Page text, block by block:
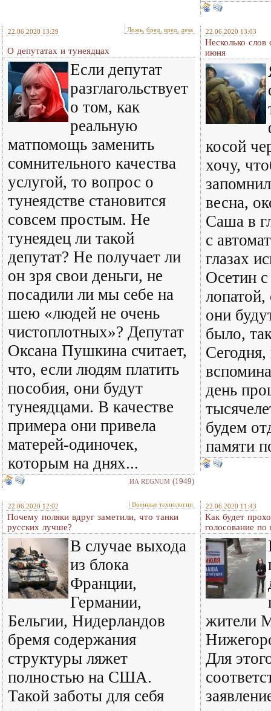
22.06.2020 13:29 Ложь, бред, вред, деза
О депутатах и тунеядцах
Если депутат
разглагольствует
о том, как
реальную
матпомощь заменить
сомнительного качества
услугой, то вопрос о
тунеядстве становится
совсем простым. Не
тунеядец ли такой
депутат? Не получает ли
он зря свои деньги, не
посадили ли мы себе на
шею «людей не очень
чистоплотных»? Депутат
Оксана Пушкина считает,
что, если людям платить
пособия, они будут
тунеядцами. В качестве
примера они привела
матерей-одиночек,
которым на днях...
ИА REGNUM (1949)
22.06.2020 13:03
Несколько
июня
косой
хочу,
весна,
Саша в
с
глазах
Осетин
лопатой,
они
было,
день
будем
памяти
22.06.2020 12:02 Военные технологии
Почему поляки вдруг заметили, что танки
русских лучше?
В случае выхода
из блока
Франции,
Германии,
Бельгии, Нидерландов
бремя содержания
структуры ляжет
полностью на США.
Такой заботы для себя
22.06.2020 11:43
Как будет
голосование
жители
Для